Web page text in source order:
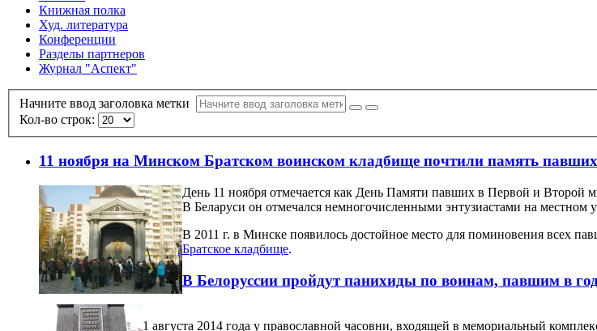
Книжная полка
Худ. литература
Конференции
Разделы партнеров
Журнал "Аспект"
Начните ввод заголовка метки
Кол-во строк:
11 ноября на Минском Братском воинском кладбище почтили память
День 11 ноября отмечается как День Памяти павших в Первой и
В Беларуси он отмечался немногочисленными энтузиастами на местном
В 2011 г. в Минске появилось достойное место для поминовения всех
Братское кладбище.
В Белоруссии пройдут панихиды по воинам, павшим в
1 августа 2014 года у православной часовни, входящей в мемориальный